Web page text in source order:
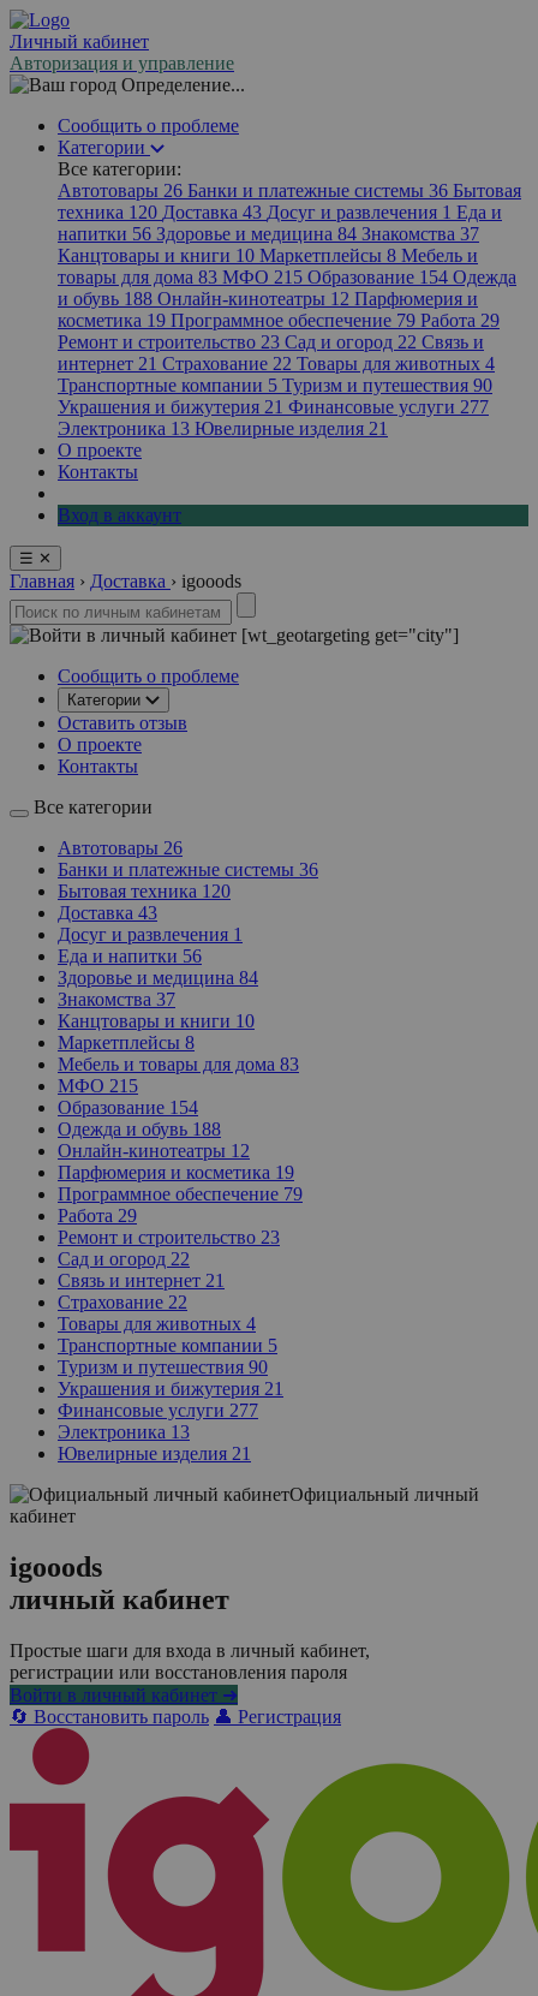
Личный кабинет
Авторизация и управление
Определение...
Сообщить о проблеме
Категории
Все категории:
Автотовары 26 Банки и платежные системы 36 Бытовая
техника 120 Доставка 43 Досуг и развлечения 1 Еда и
напитки 56 Здоровье и медицина 84 Знакомства 37
Канцтовары и книги 10 Маркетплейсы 8 Мебель и
товары для дома 83 МФО 215 Образование 154 Одежда
и обувь 188 Онлайн-кинотеатры 12 Парфюмерия и
косметика 19 Программное обеспечение 79 Работа 29
Ремонт и строительство 23 Сад и огород 22 Связь и
интернет 21 Страхование 22 Товары для животных 4
Транспортные компании 5 Туризм и путешествия 90
Украшения и бижутерия 21 Финансовые услуги 277
Электроника 13 Ювелирные изделия 21
О проекте
Контакты
Вход в аккаунт
☰ ✕
Главная › Доставка › igooods
[wt_geotargeting get="city"]
Сообщить о проблеме
Категории
Оставить отзыв
О проекте
Контакты
Все категории
Автотовары 26
Банки и платежные системы 36
Бытовая техника 120
Доставка 43
Досуг и развлечения 1
Еда и напитки 56
Здоровье и медицина 84
Знакомства 37
Канцтовары и книги 10
Маркетплейсы 8
Мебель и товары для дома 83
МФО 215
Образование 154
Одежда и обувь 188
Онлайн-кинотеатры 12
Парфюмерия и косметика 19
Программное обеспечение 79
Работа 29
Ремонт и строительство 23
Сад и огород 22
Связь и интернет 21
Страхование 22
Товары для животных 4
Транспортные компании 5
Туризм и путешествия 90
Украшения и бижутерия 21
Финансовые услуги 277
Электроника 13
Ювелирные изделия 21
Официальный личный
кабинет
igooods
личный кабинет
Простые шаги для входа в личный кабинет,
регистрации или восстановления пароля
Войти в личный кабинет ➜
🔄 Восстановить пароль 👤 Регистрация